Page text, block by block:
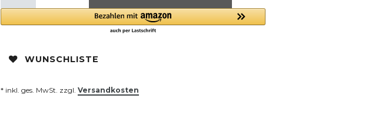
WUNSCHLISTE
* inkl. ges. MwSt. zzgl. Versandkosten